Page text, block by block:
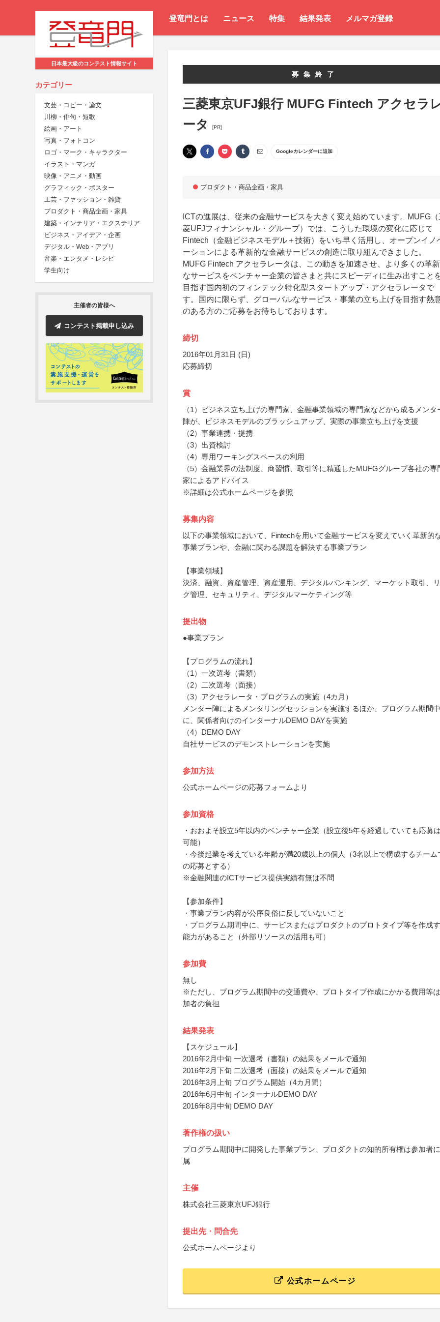
登竜門とは ニュース 特集 結果発表 メルマガ登録
日本最大級のコンテスト情報サイト
カテゴリー
文芸・コピー・論文
川柳・俳句・短歌
絵画・アート
写真・フォトコン
ロゴ・マーク・キャラクター
イラスト・マンガ
映像・アニメ・動画
グラフィック・ポスター
工芸・ファッション・雑貨
プロダクト・商品企画・家具
建築・インテリア・エクステリア
ビジネス・アイデア・企画
デジタル・Web・アプリ
音楽・エンタメ・レシピ
学生向け
主催者の皆様へ
コンテスト掲載申し込み
募集終了
三菱東京UFJ銀行 MUFG Fintech アクセラ
ータ
[PR]
Googleカレンダーに追加
プロダクト・商品企画・家具
ICTの進展は、従来の金融サービスを大きく変え始めています。MUFG（
菱UFJフィナンシャル・グループ）では、こうした環境の変化に応じて
Fintech（金融ビジネスモデル＋技術）をいち早く活用し、オープンイノ
ーションによる革新的な金融サービスの創造に取り組んできました。
MUFG Fintech アクセラレータは、この動きを加速させ、より多くの革
なサービスをベンチャー企業の皆さまと共にスピーディに生み出すこと
目指す国内初のフィンテック特化型スタートアップ・アクセラレータで
す。国内に限らず、グローバルなサービス・事業の立ち上げを目指す熱
のある方のご応募をお待ちしております。
締切
2016年01月31日 (日)
応募締切
賞
（1）ビジネス立ち上げの専門家、金融事業領域の専門家などから成るメンタ
陣が、ビジネスモデルのブラッシュアップ、実際の事業立ち上げを支援
（2）事業連携・提携
（3）出資検討
（4）専用ワーキングスペースの利用
（5）金融業界の法制度、商習慣、取引等に精通したMUFGグループ各社の専
家によるアドバイス
※詳細は公式ホームページを参照
募集内容
以下の事業領域において、Fintechを用いて金融サービスを変えていく革新的
事業プランや、金融に関わる課題を解決する事業プラン
【事業領域】
決済、融資、資産管理、資産運用、デジタルバンキング、マーケット取引、
ク管理、セキュリティ、デジタルマーケティング等
提出物
●事業プラン
【プログラムの流れ】
（1）一次選考（書類）
（2）二次選考（面接）
（3）アクセラレータ・プログラムの実施（4カ月）
メンター陣によるメンタリングセッションを実施するほか、プログラム期間中
に、関係者向けのインターナルDEMO DAYを実施
（4）DEMO DAY
自社サービスのデモンストレーションを実施
参加方法
公式ホームページの応募フォームより
参加資格
・おおよそ設立5年以内のベンチャー企業（設立後5年を経過していても応募
可能）
・今後起業を考えている年齢が満20歳以上の個人（3名以上で構成するチーム
の応募とする）
※金融関連のICTサービス提供実績有無は不問
【参加条件】
・事業プラン内容が公序良俗に反していないこと
・プログラム期間中に、サービスまたはプロダクトのプロトタイプ等を作成
能力があること（外部リソースの活用も可）
参加費
無し
※ただし、プログラム期間中の交通費や、プロトタイプ作成にかかる費用等
加者の負担
結果発表
【スケジュール】
2016年2月中旬 一次選考（書類）の結果をメールで通知
2016年2月下旬 二次選考（面接）の結果をメールで通知
2016年3月上旬 プログラム開始（4カ月間）
2016年6月中旬 インターナルDEMO DAY
2016年8月中旬 DEMO DAY
著作権の扱い
プログラム期間中に開発した事業プラン、プロダクトの知的所有権は参加者
属
主催
株式会社三菱東京UFJ銀行
提出先・問合先
公式ホームページより
公式ホームページ